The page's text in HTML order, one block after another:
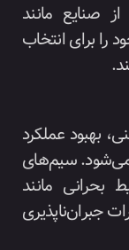
صنایع مانند
را برای انتخاب
بهبود عملکرد
سیم‌های
بحرانی مانند
جبران‌ناپذیری